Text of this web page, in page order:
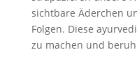
sichtbare Äderchen
Folgen. Diese
zu machen und